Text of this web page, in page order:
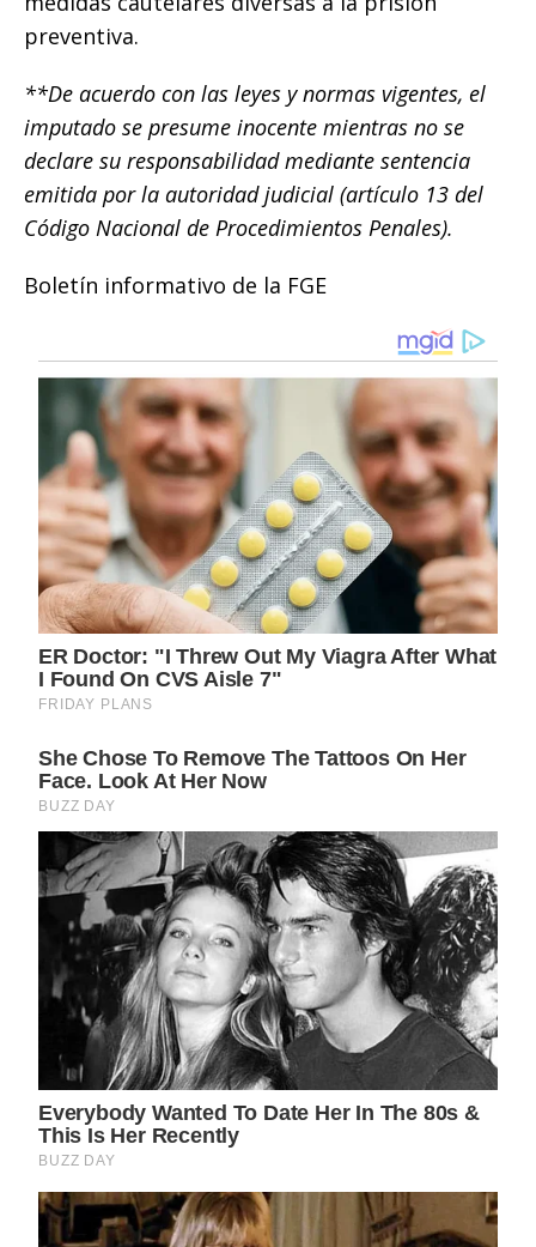
preventiva.
**De acuerdo con las leyes y normas vigentes, el
imputado se presume inocente mientras no se
declare su responsabilidad mediante sentencia
emitida por la autoridad judicial (artículo 13 del
Código Nacional de Procedimientos Penales).
Boletín informativo de la FGE